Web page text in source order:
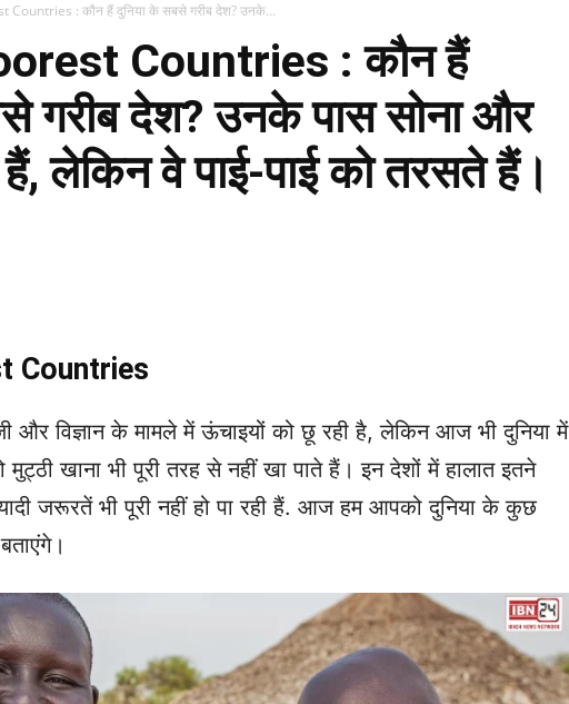
Countries : कौन हैं दुनिया के सबसे गरीब देश? उनके...
Countries : कौन हैं
गरीब देश? उनके पास सोना और
लेकिन वे पाई-पाई को तरसते हैं।
Countries
और विज्ञान के मामले में ऊंचाइयों को छू रही है, लेकिन आज भी दुनिया में
खाना भी पूरी तरह से नहीं खा पाते हैं। इन देशों में हालात इतने
जरूरतें भी पूरी नहीं हो पा रही हैं. आज हम आपको दुनिया के कुछ